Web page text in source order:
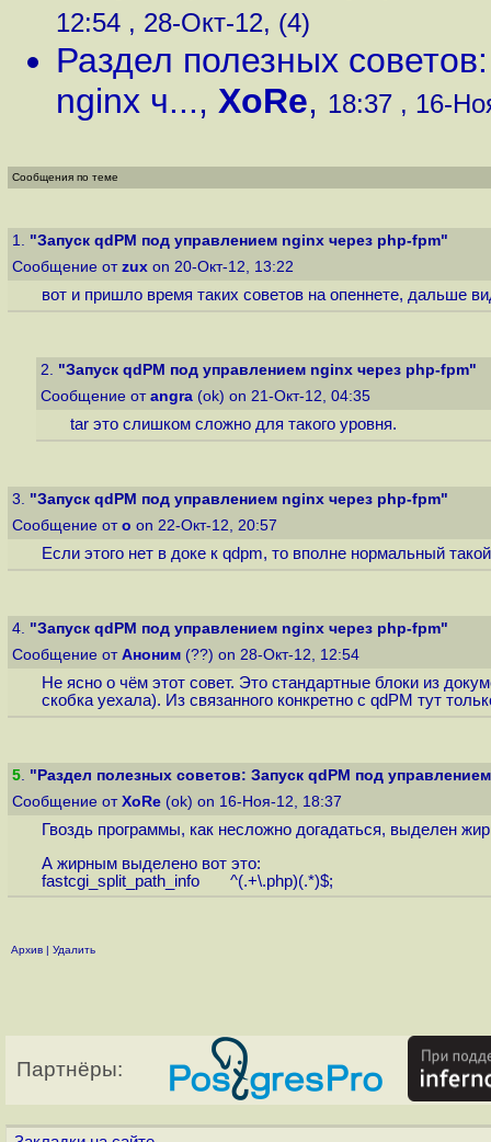
12:54 , 28-Окт-12, (4)
Раздел полезных
nginx ч..., XoRe, 18:37 , 16-
Сообщения по теме
1. "Запуск qdPM под управлением nginx через php-fpm"
Сообщение от zux on 20-Окт-12, 13:22
вот и пришло время таких советов на опеннете, дальше
2. "Запуск qdPM под управлением nginx через php-fpm"
Сообщение от angra (ok) on 21-Окт-12, 04:35
tar это слишком сложно для такого уровня.
3. "Запуск qdPM под управлением nginx через php-fpm"
Сообщение от o on 22-Окт-12, 20:57
Если этого нет в доке к qdpm, то вполне нормальный
4. "Запуск qdPM под управлением nginx через php-fpm"
Сообщение от Аноним (??) on 28-Окт-12, 12:54
Не ясно о чём этот совет. Это стандартные блоки из
скобка уехала). Из связанного конкретно с qdPM тут
5. "Раздел полезных советов: Запуск qdPM под
Сообщение от XoRe (ok) on 16-Ноя-12, 18:37
Гвоздь программы, как несложно догадаться, выделен
А жирным выделено вот это:
fastcgi_split_path_info ^(.+\.php)(.*)$;
Архив | Удалить
Партнёры: